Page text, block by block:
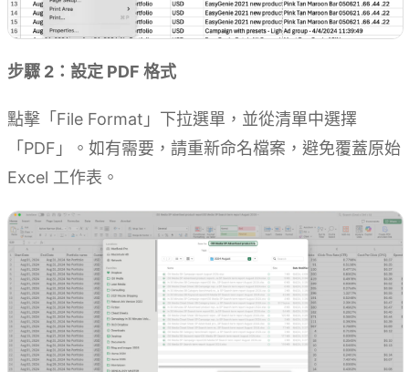
步驟 2：設定 PDF 格式
點擊「File Format」下拉選單，並從清單中選擇
「PDF」。如有需要，請重新命名檔案，避免覆蓋原始
Excel 工作表。